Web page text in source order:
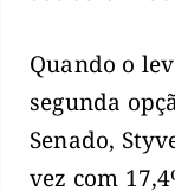
Quando o
segunda
Senado,
vez com